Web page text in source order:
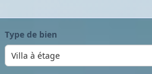
Type de bien